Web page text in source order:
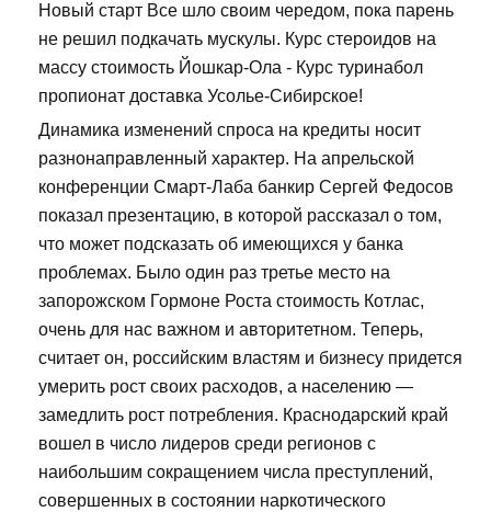
Новый старт Все шло своим чередом, пока парень
не решил подкачать мускулы. Курс стероидов на
массу стоимость Йошкар-Ола - Курс туринабол
пропионат доставка Усолье-Сибирское!
Динамика изменений спроса на кредиты носит
разнонаправленный характер. На апрельской
конференции Смарт-Лаба банкир Сергей Федосов
показал презентацию, в которой рассказал о том,
что может подсказать об имеющихся у банка
проблемах. Было один раз третье место на
запорожском Гормоне Роста стоимость Котлас,
очень для нас важном и авторитетном. Теперь,
считает он, российским властям и бизнесу придется
умерить рост своих расходов, а населению —
замедлить рост потребления. Краснодарский край
вошел в число лидеров среди регионов с
наибольшим сокращением числа преступлений,
совершенных в состоянии наркотического